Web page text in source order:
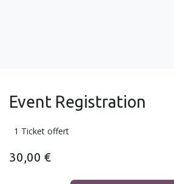
Event Registration
1 Ticket offert
30,00 €